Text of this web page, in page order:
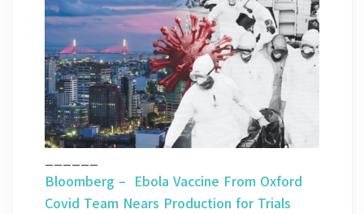
Bloomberg – Ebola Vaccine From Oxford
Covid Team Nears Production for Trials